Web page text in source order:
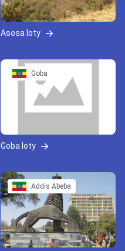
Asosa loty
Goba
Goba loty
Addis Abeba